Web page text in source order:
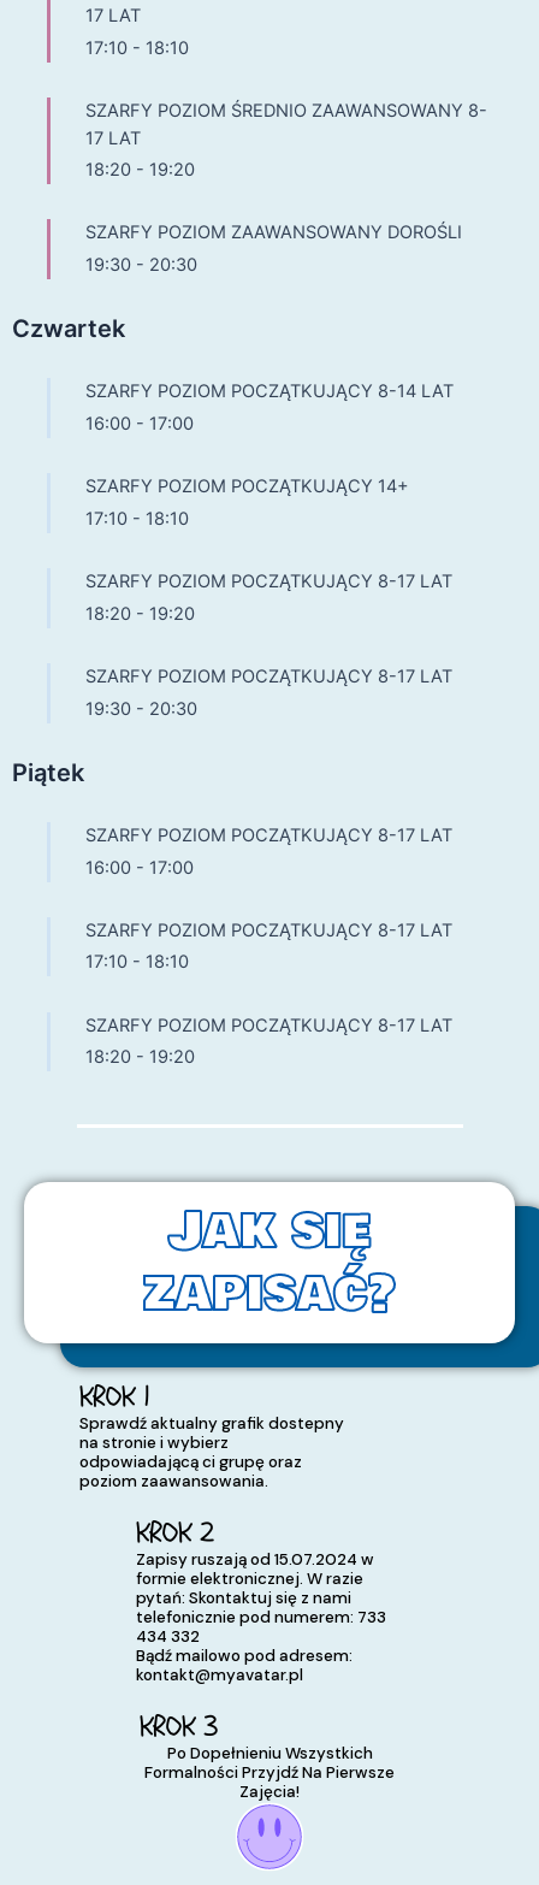
17 LAT
17:10 - 18:10
SZARFY POZIOM ŚREDNIO ZAAWANSOWANY 8-
17 LAT
18:20 - 19:20
SZARFY POZIOM ZAAWANSOWANY DOROŚLI
19:30 - 20:30
Czwartek
SZARFY POZIOM POCZĄTKUJĄCY 8-14 LAT
16:00 - 17:00
SZARFY POZIOM POCZĄTKUJĄCY 14+
17:10 - 18:10
SZARFY POZIOM POCZĄTKUJĄCY 8-17 LAT
18:20 - 19:20
SZARFY POZIOM POCZĄTKUJĄCY 8-17 LAT
19:30 - 20:30
Piątek
SZARFY POZIOM POCZĄTKUJĄCY 8-17 LAT
16:00 - 17:00
SZARFY POZIOM POCZĄTKUJĄCY 8-17 LAT
17:10 - 18:10
SZARFY POZIOM POCZĄTKUJĄCY 8-17 LAT
18:20 - 19:20
Jak się
zapisać?
Jak się
zapisać?
KROK 1
Sprawdź aktualny grafik dostepny
na stronie i wybierz
odpowiadającą ci grupę oraz
poziom zaawansowania.
KROK 2
Zapisy ruszają od 15.07.2024 w
formie elektronicznej. W razie
pytań: Skontaktuj się z nami
telefonicznie pod numerem: 733
434 332
Bądź mailowo pod adresem:
kontakt@myavatar.pl
KROK 3
Po Dopełnieniu Wszystkich
Formalności Przyjdź Na Pierwsze
Zajęcia!